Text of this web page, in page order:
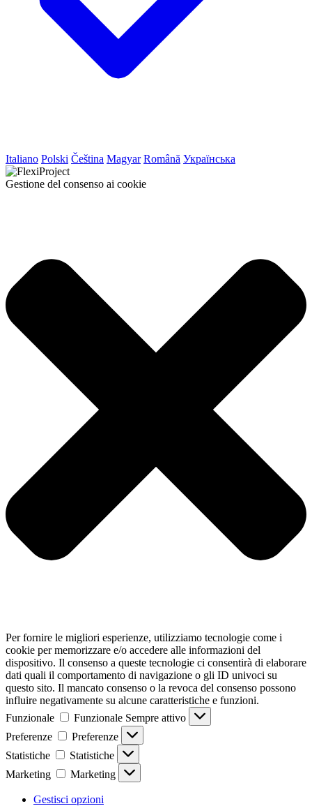
Italiano Polski Čeština Magyar Română Українська
Gestione del consenso ai cookie
Per fornire le migliori esperienze, utilizziamo tecnologie come i
cookie per memorizzare e/o accedere alle informazioni del
dispositivo. Il consenso a queste tecnologie ci consentirà di elaborare
dati quali il comportamento di navigazione o gli ID univoci su
questo sito. Il mancato consenso o la revoca del consenso possono
influire negativamente su alcune caratteristiche e funzioni.
Funzionale
Funzionale Sempre attivo
Preferenze
Preferenze
Statistiche
Statistiche
Marketing
Marketing
Gestisci opzioni